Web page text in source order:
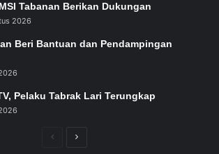
Tabanan Berikan Dukungan
2026
Beri Bantuan dan Pendampingan
Pelaku Tabrak Lari Terungkap
PreviousNext